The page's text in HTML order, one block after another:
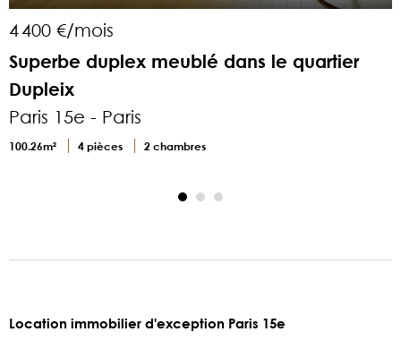
4 400 €/mois
Superbe duplex meublé dans le quartier
Dupleix
Paris 15e - Paris
100.26m² 4 pièces 2 chambres
Location immobilier d'exception Paris 15e